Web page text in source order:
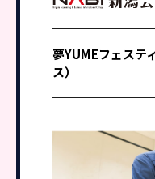
夢YUMEフェステ
ス）